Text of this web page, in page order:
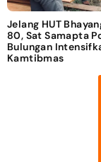
Jelang HUT
80, Sat Samapta
Bulungan
Kamtibmas